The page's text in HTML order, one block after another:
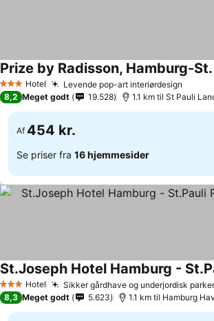
3 StjernerHotel Levende pop-art interiørdesign
Prize by Radisson, Hamburg-
8,2 Meget godt 19.528 1.1 km til St Pauli
Af 454 kr.
Se priser fra 16 hjemmesider
3 StjernerHotel Sikker gårdhave og underjordisk
8,3 Meget godt 5.623 1.1 km til Hamburg